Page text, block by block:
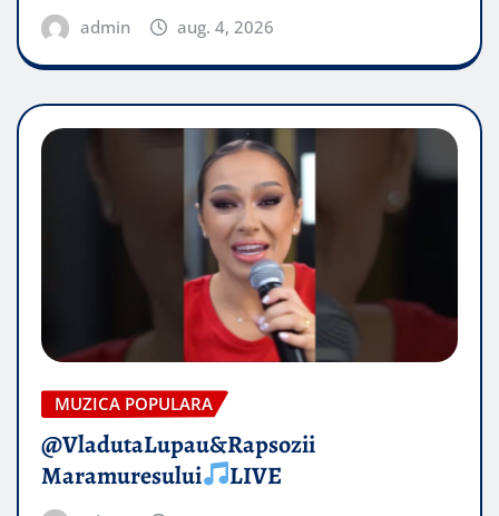
admin aug. 4, 2026
MUZICA POPULARA
@VladutaLupau&Rapsozii
Maramuresului
LIVE